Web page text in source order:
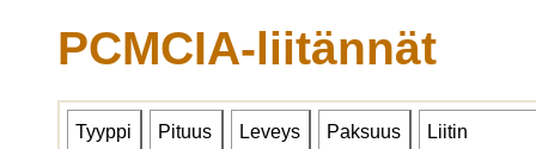
PCMCIA-liitännät
Tyyppi Pituus Leveys Paksuus Liitin